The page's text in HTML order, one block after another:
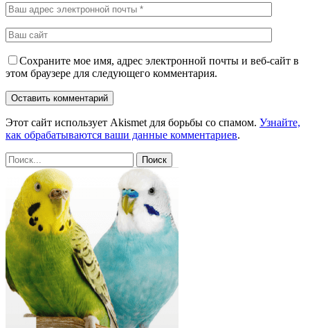
Сохраните мое имя, адрес электронной почты и веб-сайт в
этом браузере для следующего комментария.
Этот сайт использует Akismet для борьбы со спамом. Узнайте,
как обрабатываются ваши данные комментариев.